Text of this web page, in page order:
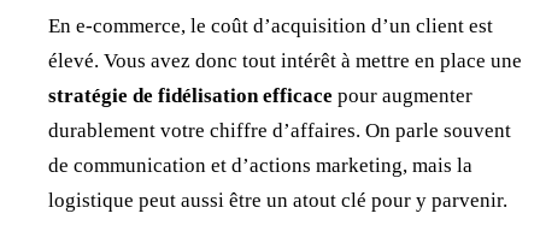
En e-commerce, le coût d’acquisition d’un client est
élevé. Vous avez donc tout intérêt à mettre en place une
stratégie de fidélisation efficace pour augmenter
durablement votre chiffre d’affaires. On parle souvent
de communication et d’actions marketing, mais la
logistique peut aussi être un atout clé pour y parvenir.